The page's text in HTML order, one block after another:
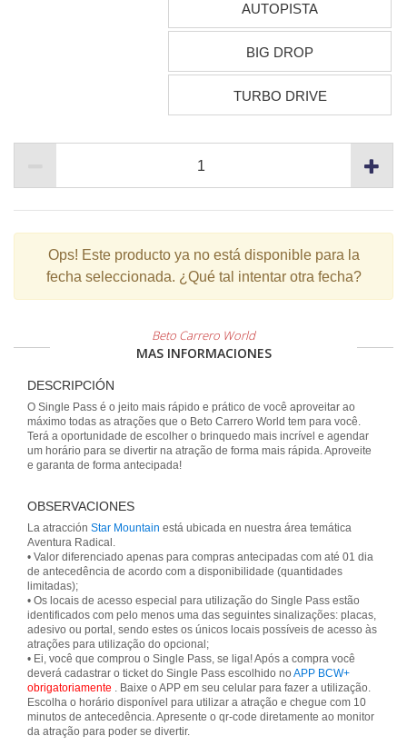
AUTOPISTA
BIG DROP
TURBO DRIVE
Ops! Este producto ya no está disponible para la
fecha seleccionada. ¿Qué tal intentar otra fecha?
Beto Carrero World
MAS INFORMACIONES
DESCRIPCIÓN
O Single Pass é o jeito mais rápido e prático de você aproveitar ao
máximo todas as atrações que o Beto Carrero World tem para você.
Terá a oportunidade de escolher o brinquedo mais incrível e agendar
um horário para se divertir na atração de forma mais rápida. Aproveite
e garanta de forma antecipada!
OBSERVACIONES
La atracción Star Mountain está ubicada en nuestra área temática
Aventura Radical.
• Valor diferenciado apenas para compras antecipadas com até 01 dia
de antecedência de acordo com a disponibilidade (quantidades
limitadas);
• Os locais de acesso especial para utilização do Single Pass estão
identificados com pelo menos uma das seguintes sinalizações: placas,
adesivo ou portal, sendo estes os únicos locais possíveis de acesso às
atrações para utilização do opcional;
• Ei, você que comprou o Single Pass, se liga! Após a compra você
deverá cadastrar o ticket do Single Pass escolhido no APP BCW+
obrigatoriamente . Baixe o APP em seu celular para fazer a utilização.
Escolha o horário disponível para utilizar a atração e chegue com 10
minutos de antecedência. Apresente o qr-code diretamente ao monitor
da atração para poder se divertir.